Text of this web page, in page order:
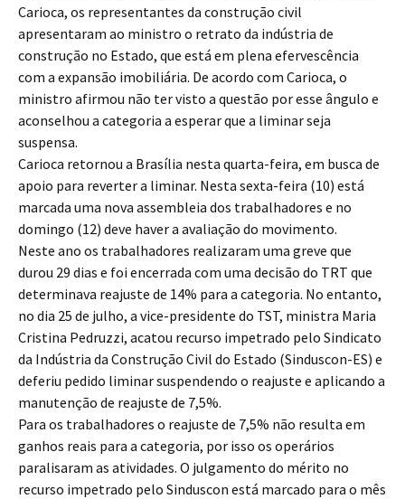
Carioca, os representantes da construção civil
apresentaram ao ministro o retrato da indústria de
construção no Estado, que está em plena efervescência
com a expansão imobiliária. De acordo com Carioca, o
ministro afirmou não ter visto a questão por esse ângulo e
aconselhou a categoria a esperar que a liminar seja
suspensa.
Carioca retornou a Brasília nesta quarta-feira, em busca de
apoio para reverter a liminar. Nesta sexta-feira (10) está
marcada uma nova assembleia dos trabalhadores e no
domingo (12) deve haver a avaliação do movimento.
Neste ano os trabalhadores realizaram uma greve que
durou 29 dias e foi encerrada com uma decisão do TRT que
determinava reajuste de 14% para a categoria. No entanto,
no dia 25 de julho, a vice-presidente do TST, ministra Maria
Cristina Pedruzzi, acatou recurso impetrado pelo Sindicato
da Indústria da Construção Civil do Estado (Sinduscon-ES) e
deferiu pedido liminar suspendendo o reajuste e aplicando a
manutenção de reajuste de 7,5%.
Para os trabalhadores o reajuste de 7,5% não resulta em
ganhos reais para a categoria, por isso os operários
paralisaram as atividades. O julgamento do mérito no
recurso impetrado pelo Sinduscon está marcado para o mês